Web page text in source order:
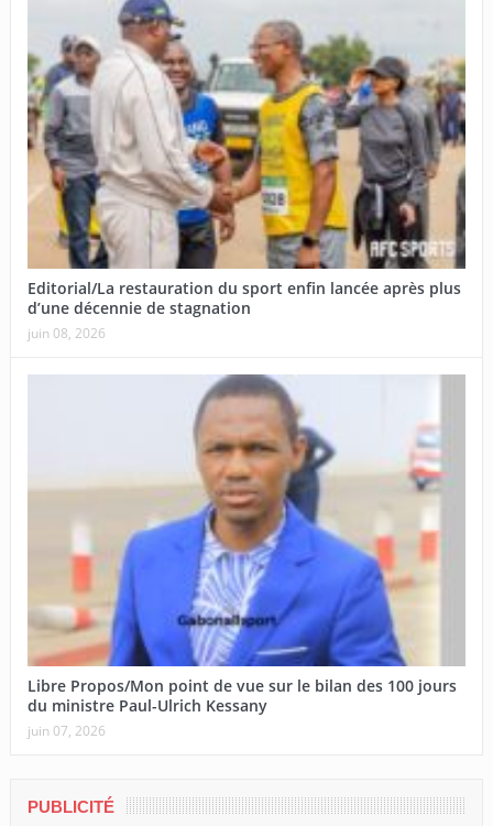
Editorial/La restauration du sport enfin lancée après plus
d’une décennie de stagnation
juin 08, 2026
Libre Propos/Mon point de vue sur le bilan des 100 jours
du ministre Paul-Ulrich Kessany
juin 07, 2026
PUBLICITÉ